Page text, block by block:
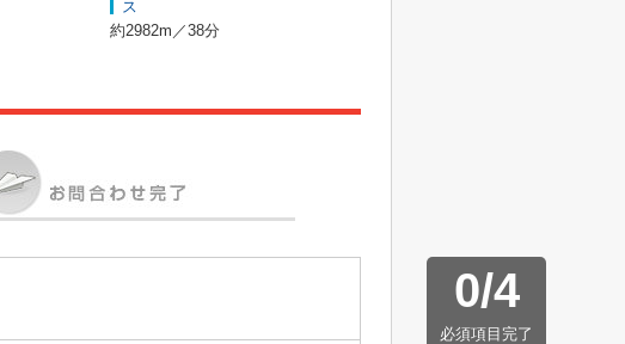
ス
約2982m／38分
0/4
必須項目完了